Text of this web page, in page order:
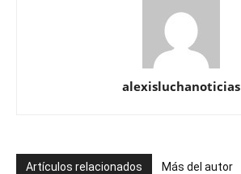
alexisluchanoticias
Artículos relacionados Más del autor